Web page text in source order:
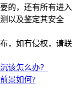
的，还有所有进入
以及鉴定其安全
，如有侵权，请联
该怎么办？
景如何?